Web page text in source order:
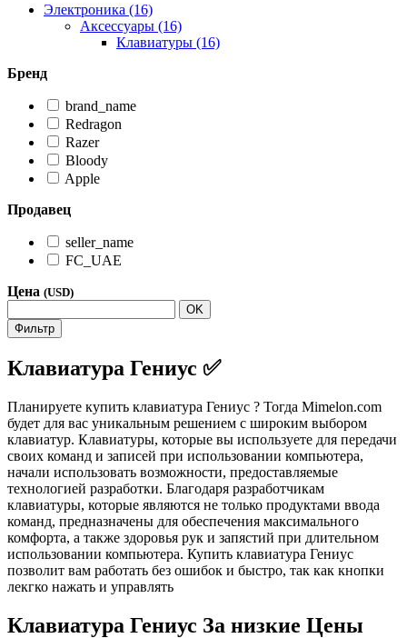
Электроника (16)
Аксессуары (16)
Клавиатуры (16)
Бренд
brand_name
Redragon
Razer
Bloody
Apple
Продавец
seller_name
FC_UAE
Цена (USD)
OK
Фильтр
Клавиатура Гениус ✅
Планируете купить клавиатура Гениус ? Тогда Mimelon.com
будет для вас уникальным решением с широким выбором
клавиатур. Клавиатуры, которые вы используете для передачи
своих команд и записей при использовании компьютера,
начали использовать возможности, предоставляемые
технологией разработки. Благодаря разработчикам
клавиатуры, которые являются не только продуктами ввода
команд, предназначены для обеспечения максимального
комфорта, а также здоровья рук и запястий при длительном
использовании компьютера. Купить клавиатура Гениус
позволит вам работать без ошибок и быстро, так как кнопки
лекгко нажать и управлять
Клавиатура Гениус За низкие Цены